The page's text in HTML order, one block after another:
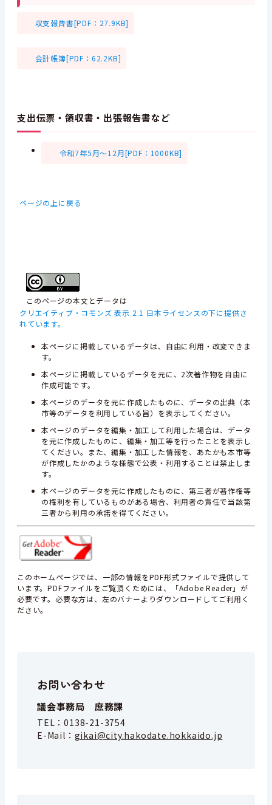
収支報告書[PDF：27.9KB]
会計帳簿[PDF：62.2KB]
支出伝票・領収書・出張報告書など
令和7年5月～12月[PDF：1000KB]
ページの上に戻る
このページの本文とデータは
クリエイティブ・コモンズ 表示 2.1 日本ライセンスの下に提供さ
れています。
本ページに掲載しているデータは、自由に利用・改変できま
す。
本ページに掲載しているデータを元に、2次著作物を自由に
作成可能です。
本ページのデータを元に作成したものに、データの出典（本
市等のデータを利用している旨）を表示してください。
本ページのデータを編集・加工して利用した場合は、データ
を元に作成したものに、編集・加工等を行ったことを表示し
てください。また、編集・加工した情報を、あたかも本市等
が作成したかのような様態で公表・利用することは禁止しま
す。
本ページのデータを元に作成したものに、第三者が著作権等
の権利を有しているものがある場合、利用者の責任で当該第
三者から利用の承諾を得てください。
このホームページでは、一部の情報をPDF形式ファイルで提供して
います。PDFファイルをご覧頂くためには、「Adobe Reader」が
必要です。必要な方は、左のバナーよりダウンロードしてご利用く
ださい。
お問い合わせ
議会事務局 庶務課
TEL：0138-21-3754
E-Mail： gikai@city.hakodate.hokkaido.jp